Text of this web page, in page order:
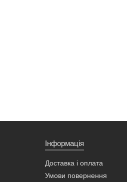
Інформація
Доставка і оплата
Умови повернення